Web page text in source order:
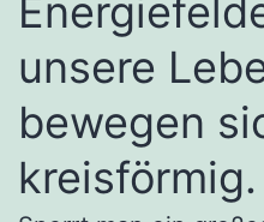
unsere
bewegen
kreisförmig.